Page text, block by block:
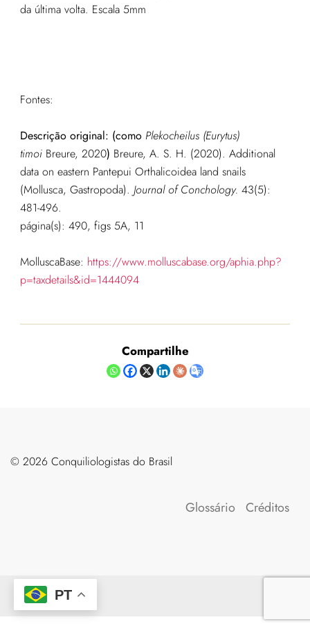
da última volta. Escala 5mm
Fontes:
Descrição original: (como Plekocheilus (Eurytus)
timoiBreure, 2020) Breure, A. S. H. (2020). Additional
data on eastern Pantepui Orthalicoidea land snails
(Mollusca, Gastropoda). Journal of Conchology. 43(5):
481-496.
página(s): 490, figs 5A, 11
MolluscaBase: https://www.molluscabase.org/aphia.php?
p=taxdetails&id=1444094
Compartilhe
©️ 2026 Conquiliologistas do Brasil
Glossário Créditos
PT